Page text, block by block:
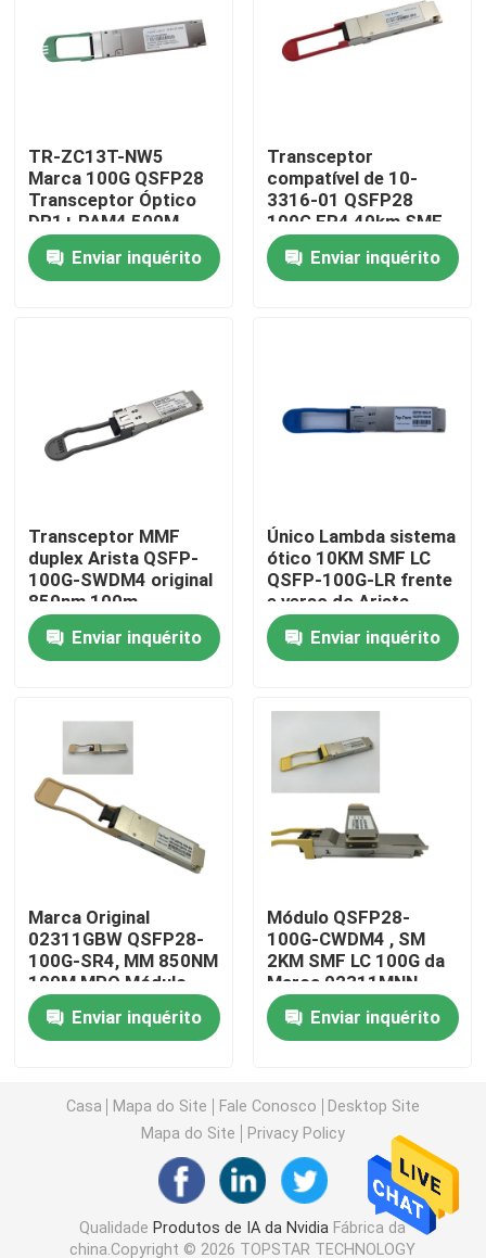
Produtos
Sobre nós
Controle da qualidade
Notícia
Produtos de IA da Nvidia
módulo de 100G QSFP28
módulo de 25G SFP28
Transceptor ótico de Finisar
cartão do adaptador de rede
Módulo FC SFP em brocado
Interruptor do SAN de brocado
Licença da VAGEM de brocado
TR-ZC13T-NW5
Marca 100G QSFP28
Transceptor Óptico
DR1+ PAM4 500M
Enviar inquérito
Transceptor
compatível de 10-
3316-01 QSFP28
100G ER4 40km SMF
Enviar inquérito
Transceptor MMF
duplex Arista QSFP-
100G-SWDM4 original
850nm 100m
70m/OM3 100m/OM4
Enviar inquérito
Único Lambda sistema
ótico 10KM SMF LC
QSFP-100G-LR frente
e verso do Arista
QSFP28 100G PAM4
Enviar inquérito
Marca Original
02311GBW QSFP28-
100G-SR4, MM 850NM
100M MPO Módulo
100G QSFP28
Enviar inquérito
Módulo QSFP28-
100G-CWDM4 , SM
2KM SMF LC 100G da
Marca 02311MNN
Enviar inquérito
Casa Mapa do Site Fale Conosco
Desktop Site
Mapa do Site
Privacy Policy
Qualidade Produtos de IA da Nvidia Fábrica da
china.Copyright © 2026 TOPSTAR TECHNOLOGY